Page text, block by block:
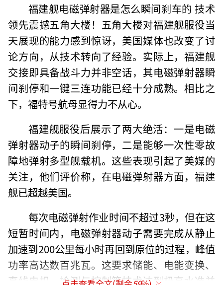
福建舰电磁弹射器是怎么瞬间刹车的 技术
领先震撼五角大楼！五角大楼对福建舰服役当
天展现的能力感到惊讶，美国媒体也改变了讨
论方向，从技术转向了经验。实际上，福建舰
交接即具备战斗力并非空话，其电磁弹射器瞬
间刹停和一键三连功能已经十分成熟。相比之
下，福特号航母显得力不从心。
福建舰服役后展示了两大绝活：一是电磁
弹射器动子的瞬间刹停，二是能够一次性零故
障地弹射多型舰载机。这些表现引起了美媒的
关注，他们评价称，在电磁弹射器方面，福建
舰已超越美国。
每次电磁弹射作业时间不超过3秒，但在这
短暂时间内，电磁弹射器动子需要完成从静止
加速到200公里每小时再回到原位的过程，峰值
功率高达数百兆瓦。这要求储能、电能变换、
直线电机、检测与控制等技术达到极高水准并